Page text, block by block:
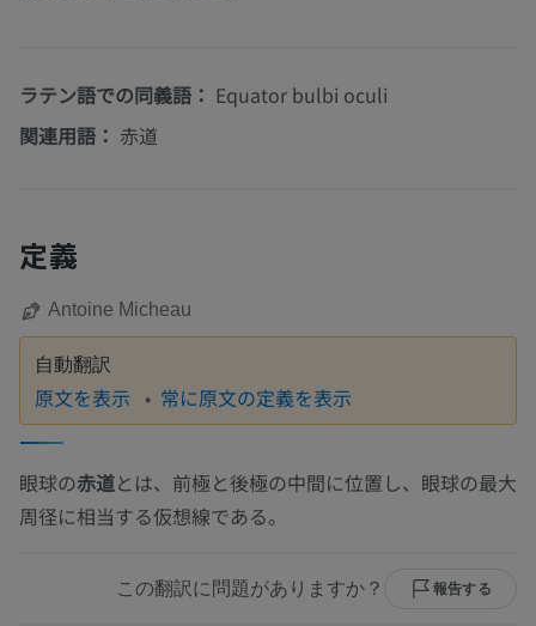
ラテン語での同義語： Equator bulbi oculi
関連用語： 赤道
定義
Antoine Micheau
自動翻訳
原文を表示 常に原文の定義を表示
眼球の赤道とは、前極と後極の中間に位置し、眼球の最大
周径に相当する仮想線である。
この翻訳に問題がありますか？ 報告する